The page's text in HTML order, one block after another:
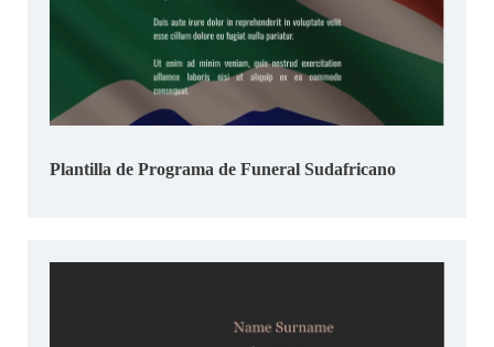
Plantilla de Programa de Funeral Sudafricano